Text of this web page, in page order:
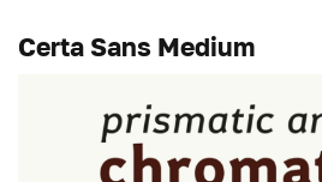
Certa Sans Medium